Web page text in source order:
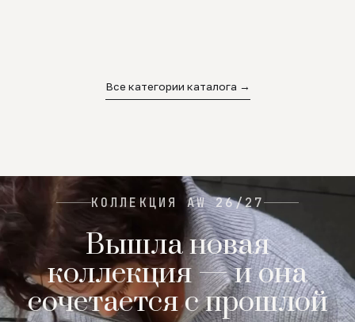
Все категории каталога →
КОЛЛЕКЦИЯ AW 26/27
Вышла новая
коллекция — и она
сочетается с прошлой